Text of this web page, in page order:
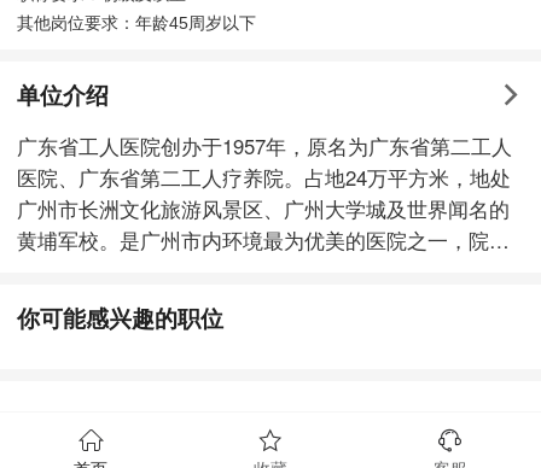
其他岗位要求：年龄45周岁以下
单位介绍
广东省工人医院创办于1957年，原名为广东省第二工人
医院、广东省第二工人疗养院。占地24万平方米，地处
广州市长洲文化旅游风景区、广州大学城及世界闻名的
黄埔军校。是广州市内环境最为优美的医院之一，院内
区低2℃，空气清新，负离子充足，是天然氧吧，更是
治疗康复得天独厚的好地方。 我院是集医疗、教学和科
了应有贡献，曾创立下了多个“第一”：广东省第一例“低
温下体外循环心外手术”;广东省第一例“微创手术”;广东省
你可能感兴趣的职位